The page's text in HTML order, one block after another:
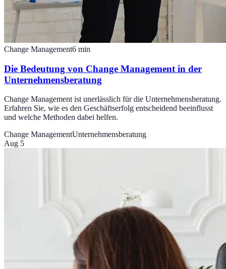
Change Management6 min
Die Bedeutung von Change Management in der
Unternehmensberatung
Change Management ist unerlässlich für die Unternehmensberatung.
Erfahren Sie, wie es den Geschäftserfolg entscheidend beeinflusst
und welche Methoden dabei helfen.
Change ManagementUnternehmensberatung
Aug 5